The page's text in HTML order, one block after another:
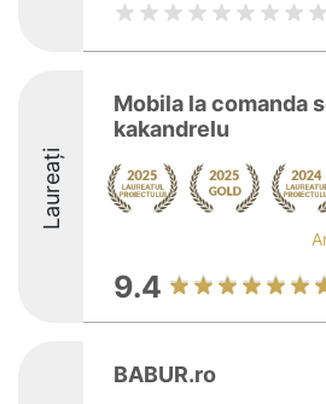
Laureați
Mobila la comanda
kakandrelu
9.4
BABUR.ro